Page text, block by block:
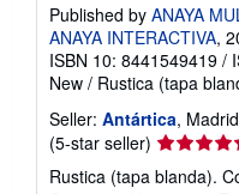
Published by ANAYA
ANAYA INTERACTIVA,
ISBN 10: 8441549419 /
New / Rustica (tapa
Seller: Antártica,
(5-star seller) Seller
rating
5
Rustica (tapa blanda).